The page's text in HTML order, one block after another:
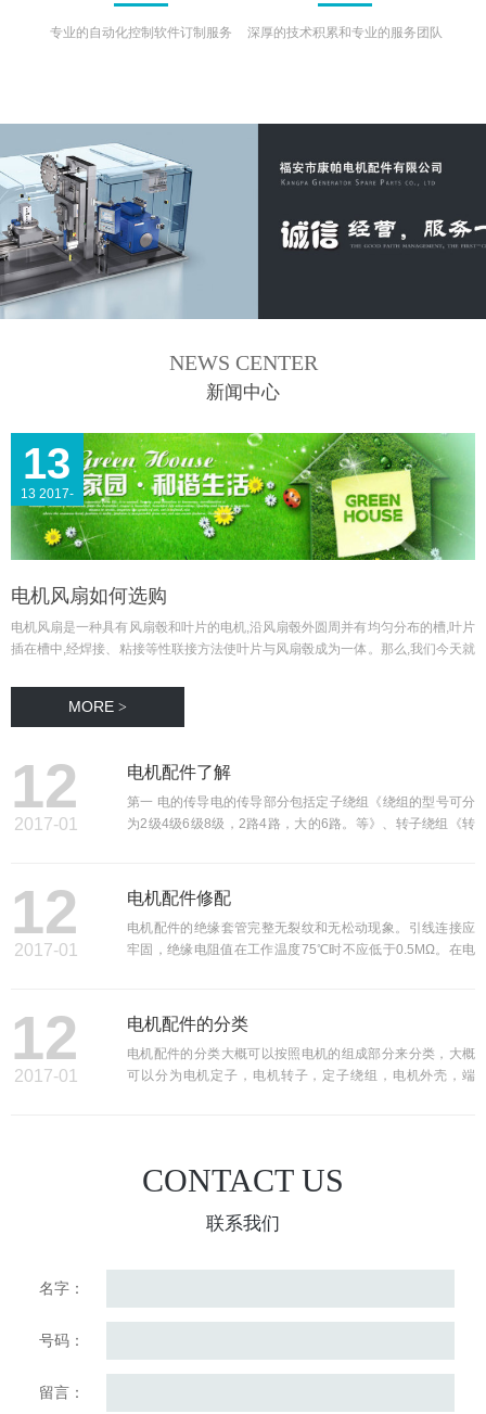
专业的自动化控制软件订制服务 深厚的技术积累和专业的服务团队
NEWS CENTER
新闻中心
13
2017-
01
13 2017-
01
电机风扇如何选购
电机风扇是一种具有风扇毂和叶片的电机,沿风扇毂外圆周并有均匀分布的槽,叶片
插在槽中,经焊接、粘接等性联接方法使叶片与风扇毂成为一体。那么,我们今天就
看。1、有认证:消费者在购买电风扇时,要看清楚 ...
MORE >
12
01
2017-01
电机配件了解
第一 电的传导电的传导部分包括定子绕组《绕组的型号可分
为2级4级6级8级，2路4路，大的6路。等》、转子绕组《转
杆系列可分YZR JZR JS JR YR YRKK Y》，恒压簧《 ...
12
01
2017-01
电机配件修配
电机配件的绝缘套管完整无裂纹和无松动现象。引线连接应
牢固，绝缘电阻值在工作温度75℃时不应低于0.5MΩ。在电
刷，很可能碎裂。电刷在刷盒内应滑动灵活，刷盒内孔表面
光 ...
12
2017-01
电机配件的分类
电机配件的分类大概可以按照电机的组成部分来分类，大概
可以分为电机定子，电机转子，定子绕组，电机外壳，端
CONTACT US
联系我们
名字：
号码：
留言：